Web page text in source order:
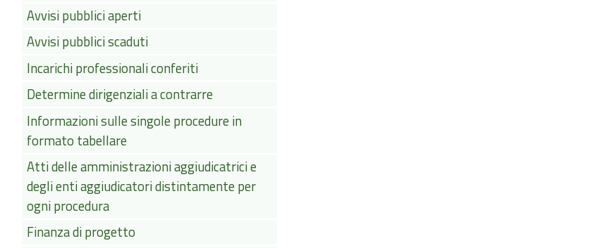
Avvisi pubblici aperti
Avvisi pubblici scaduti
Incarichi professionali conferiti
Determine dirigenziali a contrarre
Informazioni sulle singole procedure in
formato tabellare
Atti delle amministrazioni aggiudicatrici e
degli enti aggiudicatori distintamente per
ogni procedura
Finanza di progetto